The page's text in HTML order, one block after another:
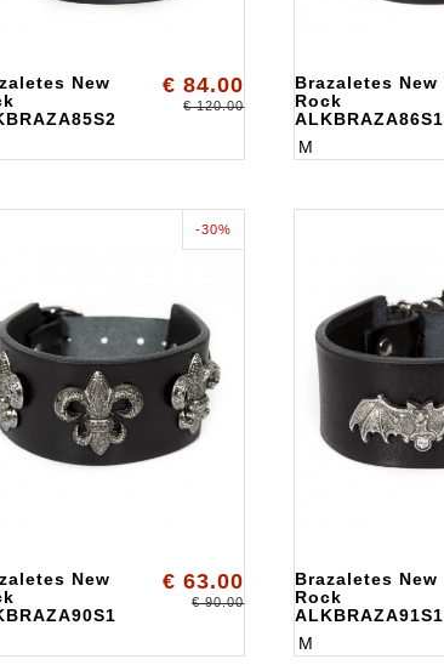
New
€ 84.00
€ 120.00
Brazaletes New
Rock
ALKBRAZA86S1
M
-30%
New
€ 63.00
€ 90.00
Brazaletes New
Rock
ALKBRAZA91S1
M